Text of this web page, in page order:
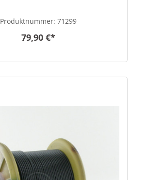
Produktnummer: 71299
79,90 €*